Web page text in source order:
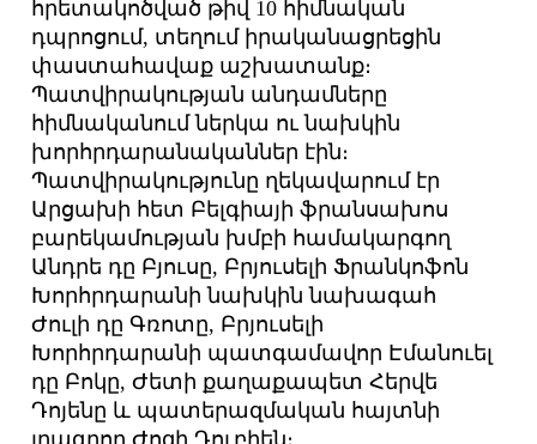
հրետակոծված թիվ 10 հիմնական
դպրոցում, տեղում իրականացրեցին
փաստահավաք աշխատանք։
Պատվիրակության անդամները
հիմնականում ներկա ու նախկին
խորհրդարանականներ էին։
Պատվիրակությունը ղեկավարում էր
Արցախի հետ Բելգիայի ֆրանսախոս
բարեկամության խմբի համակարգող
Անդրե դը Բյուսը, Բրյուսելի Ֆրանկոֆոն
Խորհրդարանի նախկին նախագահ
Ժուլի դը Գռոտը, Բրյուսելի
Խորհրդարանի պատգամավոր Էմանուել
դը Բոկը, Ժետի քաղաքապետ Հերվե
Դոյենը և պատերազմական հայտնի